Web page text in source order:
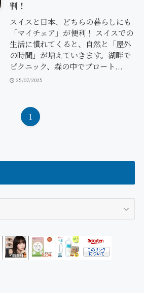
判！
スイスと日本、どちらの暮らしにも
「マイチェア」が便利！ スイスでの
生活に慣れてくると、自然と「屋外
の時間」が増えていきます。湖畔で
ピクニック、森の中でブロート...
25/07/2025
1